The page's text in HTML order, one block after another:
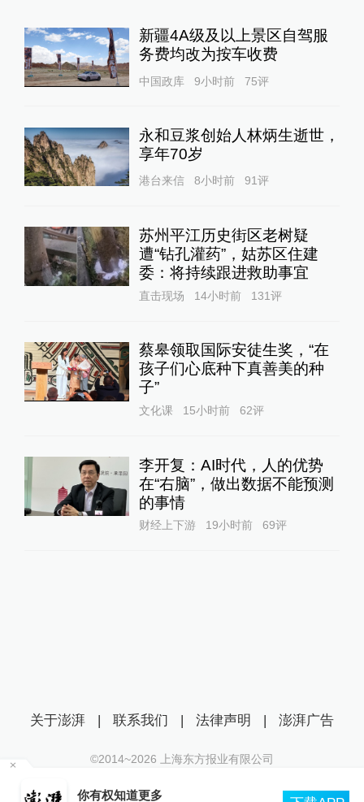
新疆4A级及以上景区自驾服
务费均改为按车收费
中国政库 9小时前 75评
永和豆浆创始人林炳生逝世，
享年70岁
港台来信 8小时前 91评
苏州平江历史街区老树疑
遭“钻孔灌药”，姑苏区住建
委：将持续跟进救助事宜
直击现场 14小时前 131评
蔡皋领取国际安徒生奖，“在
孩子们心底种下真善美的种
子”
文化课 15小时前 62评
李开复：AI时代，人的优势
在“右脑”，做出数据不能预测
的事情
财经上下游 19小时前 69评
你有权知道更多
关于澎湃 | 联系我们 | 法律声明 | 澎湃广告
©2014~2026 上海东方报业有限公司